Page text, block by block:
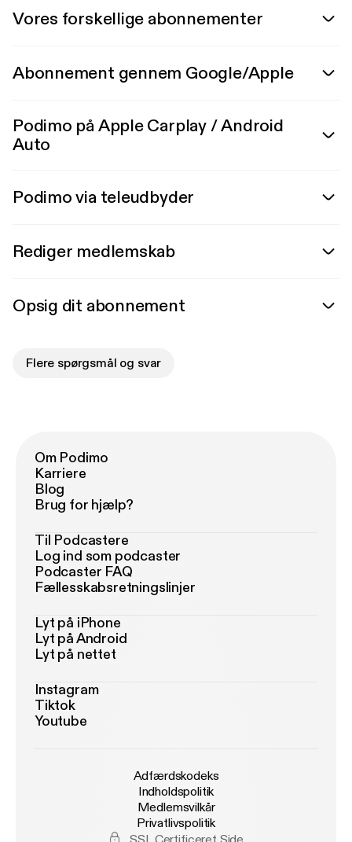
Vores forskellige abonnementer
Abonnement gennem Google/Apple
Podimo på Apple Carplay / Android
Auto
Podimo via teleudbyder
Rediger medlemskab
Opsig dit abonnement
Flere spørgsmål og svar
Om Podimo
Karriere
Blog
Brug for hjælp?
Til Podcastere
Log ind som podcaster
Podcaster FAQ
Fællesskabsretningslinjer
Lyt på iPhone
Lyt på Android
Lyt på nettet
Instagram
Tiktok
Youtube
Adfærdskodeks
Indholdspolitik
Medlemsvilkår
Privatlivspolitik